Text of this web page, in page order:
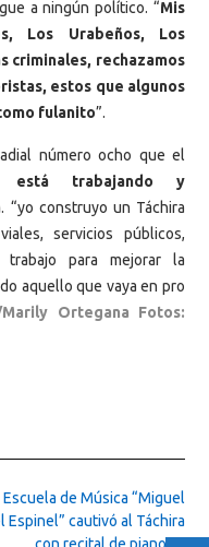
a ningún político. “Mis
Los Urabeños, Los
criminales, rechazamos
estos que algunos
fulanito”.
número ocho que el
está trabajando y
. “yo construyo un Táchira
servicios públicos,
para mejorar la
aquello que vaya en pro
Marily Ortegana Fotos:
Escuela de Música “Miguel
Espinel” cautivó al Táchira